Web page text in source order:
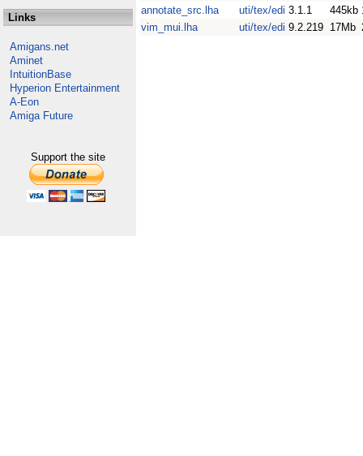
Links
Amigans.net
Aminet
IntuitionBase
Hyperion Entertainment
A-Eon
Amiga Future
Support the site
annotate_src.lha
uti/tex/edi 3.1.1 445kb
vim_mui.lha
uti/tex/edi 9.2.219 17Mb